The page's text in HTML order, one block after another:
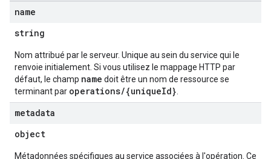
name
string
Nom attribué par le serveur. Unique au sein du service qui le
renvoie initialement. Si vous utilisez le mappage HTTP par
défaut, le champ name doit être un nom de ressource se
terminant par operations/{uniqueId}
metadata
object
Métadonnées spécifiques au service associées à l'opération. Ce